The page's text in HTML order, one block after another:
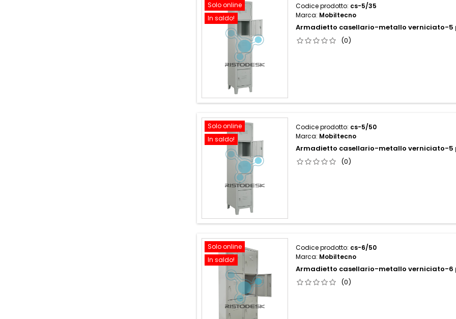
Solo online
In saldo!
Codice prodotto: cs-5/35
Marca: Mobiltecno
Armadietto casellario-metallo verniciato-5
(0)
Solo online
In saldo!
Codice prodotto: cs-5/50
Marca: Mobiltecno
Armadietto casellario-metallo verniciato-5
(0)
Solo online
In saldo!
Codice prodotto: cs-6/50
Marca: Mobiltecno
Armadietto casellario-metallo verniciato-6
(0)